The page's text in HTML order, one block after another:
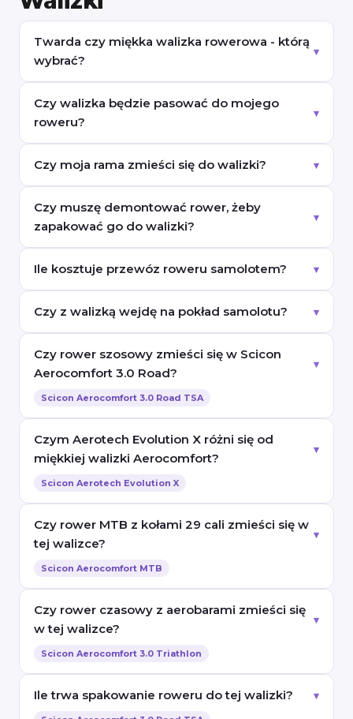
Twarda czy miękka walizka rowerowa - którą
wybrać?
Czy walizka będzie pasować do mojego
roweru?
Czy moja rama zmieści się do walizki?
Czy muszę demontować rower, żeby
zapakować go do walizki?
Ile kosztuje przewóz roweru samolotem?
Czy z walizką wejdę na pokład samolotu?
Czy rower szosowy zmieści się w Scicon
Aerocomfort 3.0 Road?
Scicon Aerocomfort 3.0 Road TSA
Czym Aerotech Evolution X różni się od
miękkiej walizki Aerocomfort?
Scicon Aerotech Evolution X
Czy rower MTB z kołami 29 cali zmieści się w
tej walizce?
Scicon Aerocomfort MTB
Czy rower czasowy z aerobarami zmieści się
w tej walizce?
Scicon Aerocomfort 3.0 Triathlon
Ile trwa spakowanie roweru do tej walizki?